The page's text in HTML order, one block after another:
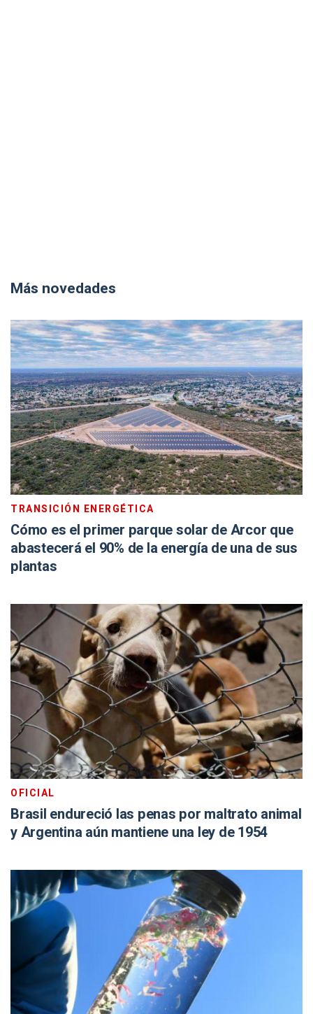
Más novedades
TRANSICIÓN ENERGÉTICA
Cómo es el primer parque solar de Arcor que
abastecerá el 90% de la energía de una de sus
plantas
OFICIAL
Brasil endureció las penas por maltrato animal
y Argentina aún mantiene una ley de 1954